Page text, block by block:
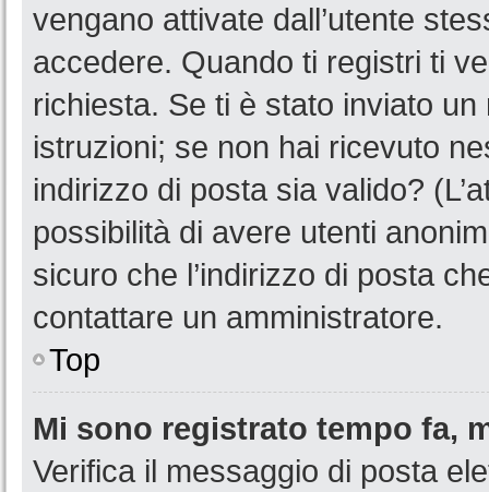
vengano attivate dall’utente
accedere. Quando ti registri ti
richiesta. Se ti è stato inviato
istruzioni; se non hai ricevuto
indirizzo di posta sia valido?
possibilità di avere utenti
sicuro che l’indirizzo di posta
contattare un amministratore.
Top
Mi sono registrato tempo fa,
Verifica il messaggio di posta